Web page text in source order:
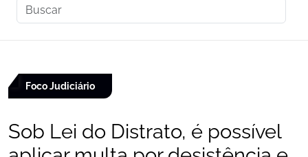
Foco Judiciário
Sob Lei do Distrato, é possível